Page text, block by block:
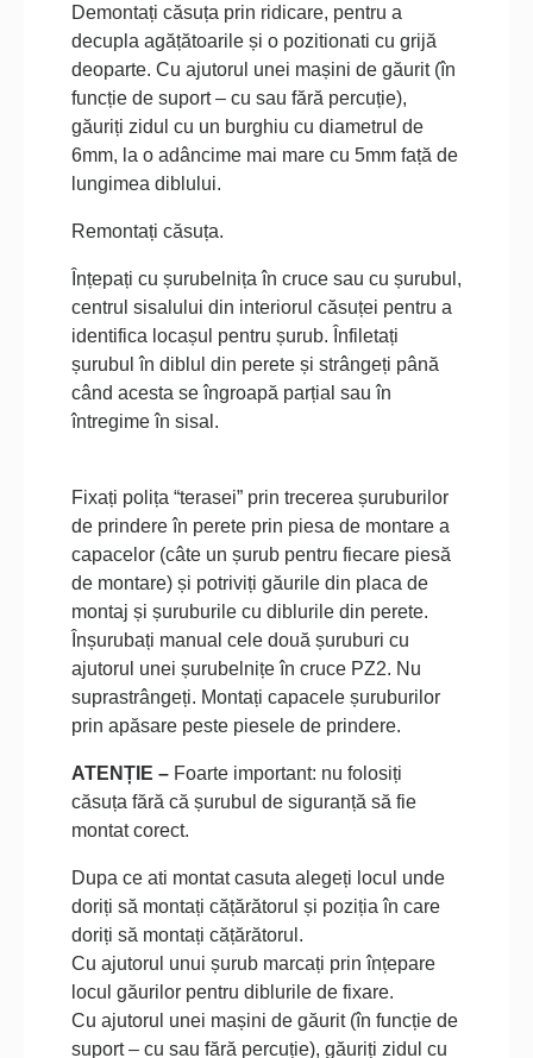
Demontați căsuța prin ridicare, pentru a
decupla agățătoarile și o pozitionati cu grijă
deoparte. Cu ajutorul unei mașini de găurit (în
funcție de suport – cu sau fără percuție),
găuriți zidul cu un burghiu cu diametrul de
6mm, la o adâncime mai mare cu 5mm față de
lungimea diblului.
Remontați căsuța.
Înțepați cu șurubelnița în cruce sau cu șurubul,
centrul sisalului din interiorul căsuței pentru a
identifica locașul pentru șurub. Înfiletați
șurubul în diblul din perete și strângeți până
când acesta se îngroapă parțial sau în
întregime în sisal.
Fixați polița “terasei” prin trecerea șuruburilor
de prindere în perete prin piesa de montare a
capacelor (câte un șurub pentru fiecare piesă
de montare) și potriviți găurile din placa de
montaj și șuruburile cu diblurile din perete.
Înșurubați manual cele două șuruburi cu
ajutorul unei șurubelnițe în cruce PZ2. Nu
suprastrângeți. Montați capacele șuruburilor
prin apăsare peste piesele de prindere.
ATENȚIE – Foarte important: nu folosiți
căsuța fără că șurubul de siguranță să fie
montat corect.
Dupa ce ati montat casuta alegeți locul unde
doriți să montați cățărătorul și poziția în care
doriți să montați cățărătorul.
Cu ajutorul unui șurub marcați prin înțepare
locul găurilor pentru diblurile de fixare.
Cu ajutorul unei mașini de găurit (în funcție de
suport – cu sau fără percuție), găuriți zidul cu